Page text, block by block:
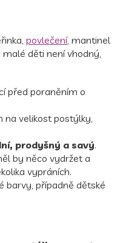
povlečení, mantinel
děti není vhodný,
před poraněním o
na velikost postýlky,
prodyšný a savý.
by něco vydržet a
vypráních.
barvy, případně dětské